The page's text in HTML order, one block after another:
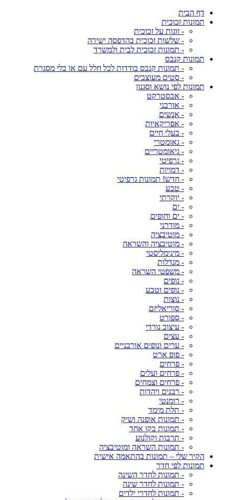
דף הבית
תמונות זכוכית
- זוגות על זכוכית
- שלשות זכוכית בהדפסה ישירה
- תמונות זכוכית לבית ולמשרד
תמונות קנבס
- תמונות קנבס בודדות לכל חלל עם או בלי מסגרת
- סטים מעוצבים
תמונות לפי נושא וסגנון
- אבסטרקט
- אורבני
- אנשים
- אפריקאיות
- בעלי חיים
- גאומטרי
- גיאומטריים
- גרפיטי
- דמויות
- חדש! תמונות גרפיטי
- טבע
- יוקרתי
- ים
- ים וחופים
- מודרני
- מוטיבציה
- מוטיבציה והשראה
- מינימליסטי
- מנדלות
- משפטי השראה
- נופים
- נופים וטבע
- נוצות
- סוריאליזם
- ספורט
- עיצוב נורדי
- עצים
- ערים ונופים אורבניים
- פופ ארט
- פרחים
- פרחים ועלים
- פרחים וצמחים
- רבנים ויהדות
- רומנטי
- תלת מימד
- תמונות אופנה ושיק
- תמונות בקו אחד
- תרבות וקולנוע
- תמונות השראה ומוטיבציה
הקיר שלי – תמונות בהתאמה אישית
תמונות לפי חדר
- תמונות לחדר השינה
- תמונות לחדר שינה
- תמונות לחדרי ילדים